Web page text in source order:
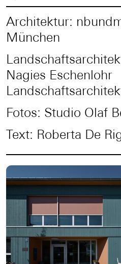
Architektur:
München
Nagies Eschenlohr
Fotos: Studio Olaf
Text: Roberta De